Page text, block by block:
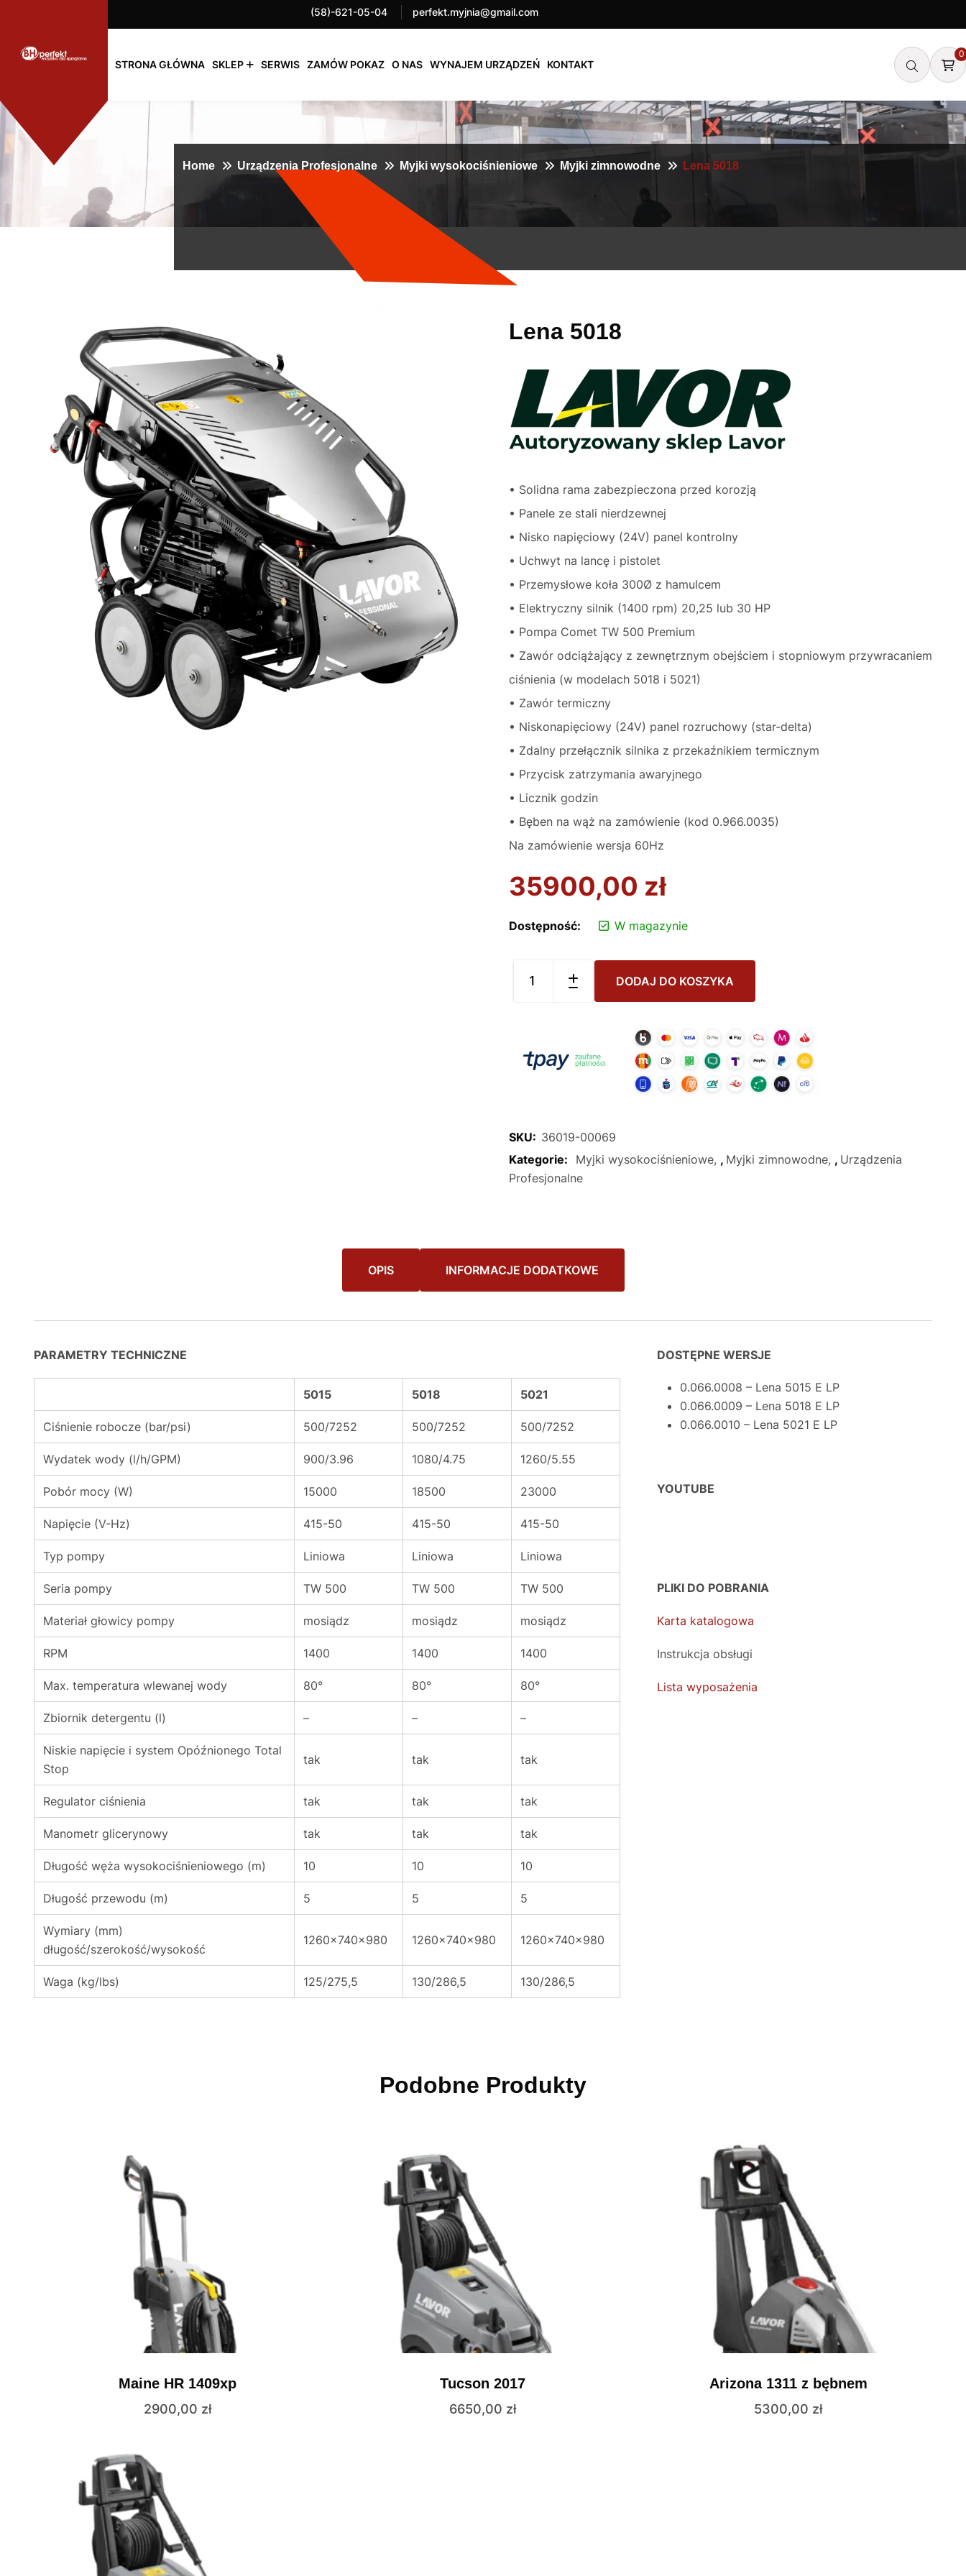
(58)-621-05-04 perfekt.myjnia@gmail.com
STRONA GŁÓWNA SKLEP SERWIS ZAMÓW POKAZ O NAS WYNAJEM URZĄDZEŃ KONTAKT
0
Home Urządzenia Profesjonalne Myjki wysokociśnieniowe Myjki zimnowodne Lena 5018
Lena 5018
• Solidna rama zabezpieczona przed korozją
• Panele ze stali nierdzewnej
• Nisko napięciowy (24V) panel kontrolny
• Uchwyt na lancę i pistolet
• Przemysłowe koła 300Ø z hamulcem
• Elektryczny silnik (1400 rpm) 20,25 lub 30 HP
• Pompa Comet TW 500 Premium
• Zawór odciążający z zewnętrznym obejściem i stopniowym przywracaniem
ciśnienia (w modelach 5018 i 5021)
• Zawór termiczny
• Niskonapięciowy (24V) panel rozruchowy (star-delta)
• Zdalny przełącznik silnika z przekaźnikiem termicznym
• Przycisk zatrzymania awaryjnego
• Licznik godzin
• Bęben na wąż na zamówienie (kod 0.966.0035)
Na zamówienie wersja 60Hz
35900,00 zł
Dostępność: W magazynie
DODAJ DO KOSZYKA
SKU: 36019-00069
Kategorie:
Myjki wysokociśnieniowe , Myjki zimnowodne , Urządzenia
Profesjonalne
OPIS INFORMACJE DODATKOWE
PARAMETRY TECHNICZNE
5015 5018 5021
Ciśnienie robocze (bar/psi) 500/7252 500/7252 500/7252
Wydatek wody (l/h/GPM) 900/3.96 1080/4.75 1260/5.55
Pobór mocy (W) 15000 18500 23000
Napięcie (V-Hz) 415-50 415-50 415-50
Typ pompy Liniowa Liniowa Liniowa
Seria pompy TW 500 TW 500 TW 500
Materiał głowicy pompy mosiądz mosiądz mosiądz
RPM 1400 1400 1400
Max. temperatura wlewanej wody 80° 80° 80°
Zbiornik detergentu (l) – – –
Niskie napięcie i system Opóźnionego Total
Stop
tak tak tak
Regulator ciśnienia tak tak tak
Manometr glicerynowy tak tak tak
Długość węża wysokociśnieniowego (m) 10 10 10
Długość przewodu (m) 5 5 5
Wymiary (mm)
długość/szerokość/wysokość
1260x740x980 1260x740x980 1260x740x980
Waga (kg/lbs) 125/275,5 130/286,5 130/286,5
DOSTĘPNE WERSJE
0.066.0008 – Lena 5015 E LP
0.066.0009 – Lena 5018 E LP
0.066.0010 – Lena 5021 E LP
YOUTUBE
PLIKI DO POBRANIA
Karta katalogowa
Instrukcja obsługi
Lista wyposażenia
Podobne Produkty
Maine HR 1409xp
2900,00 zł
Tucson 2017
6650,00 zł
Arizona 1311 z bębnem
5300,00 zł